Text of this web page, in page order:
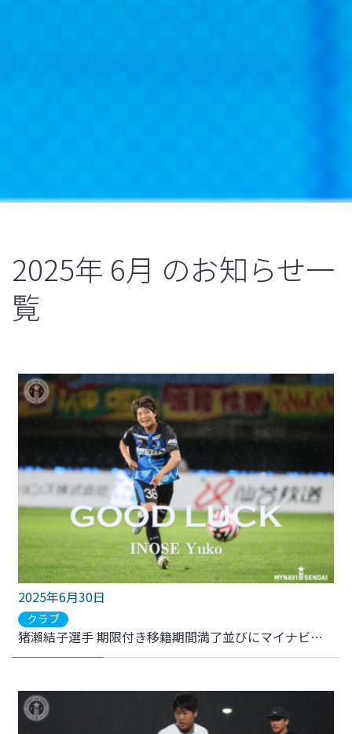
2025年 6月 のお知らせ一
覧
2025年6月30日
クラブ
猪瀨結子選手 期限付き移籍期間満了並びにマイナビ仙台レディース契約満了のお知らせ